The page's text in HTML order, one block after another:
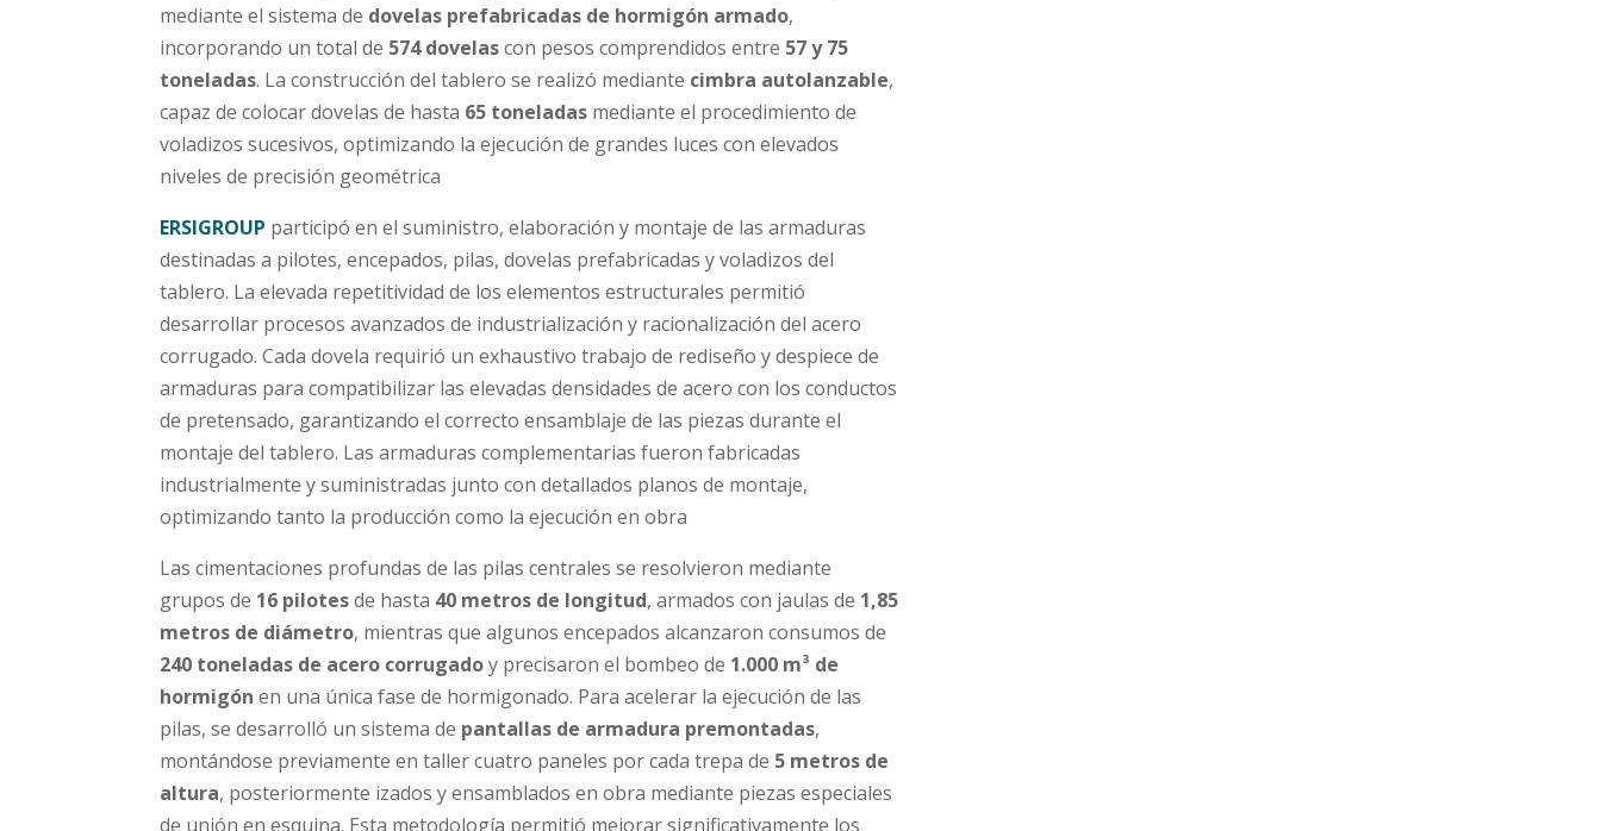
mediante el sistema de dovelas prefabricadas de hormigón armado,
incorporando un total de 574 dovelascon pesos comprendidos entre 57 y 75
toneladas. La construcción del tablero se realizó mediante cimbra autolanzable,
capaz de colocar dovelas de hasta 65 toneladas mediante el procedimiento de
voladizos sucesivos, optimizando la ejecución de grandes luces con elevados
niveles de precisión geométrica
ERSIGROUP participó en el suministro, elaboración y montaje de las armaduras
destinadas a pilotes, encepados, pilas, dovelas prefabricadas y voladizos del
tablero. La elevada repetitividad de los elementos estructurales permitió
desarrollar procesos avanzados de industrialización y racionalización del acero
corrugado. Cada dovela requirió un exhaustivo trabajo de rediseño y despiece de
armaduras para compatibilizar las elevadas densidades de acero con los conductos
de pretensado, garantizando el correcto ensamblaje de las piezas durante el
montaje del tablero. Las armaduras complementarias fueron fabricadas
industrialmente y suministradas junto con detallados planos de montaje,
optimizando tanto la producción como la ejecución en obra
Las cimentaciones profundas de las pilas centrales se resolvieron mediante
grupos de 16 pilotesde hasta 40 metros de longitud, armados con jaulas de 1,85
metros de diámetro, mientras que algunos encepados alcanzaron consumos de
240 toneladas de acero corrugadoy precisaron el bombeo de 1.000 m³ de
hormigón en una única fase de hormigonado. Para acelerar la ejecución de las
pilas, se desarrolló un sistema de pantallas de armadura premontadas,
montándose previamente en taller cuatro paneles por cada trepa de 5 metros de
altura, posteriormente izados y ensamblados en obra mediante piezas especiales
de unión en esquina. Esta metodología permitió mejorar significativamente los